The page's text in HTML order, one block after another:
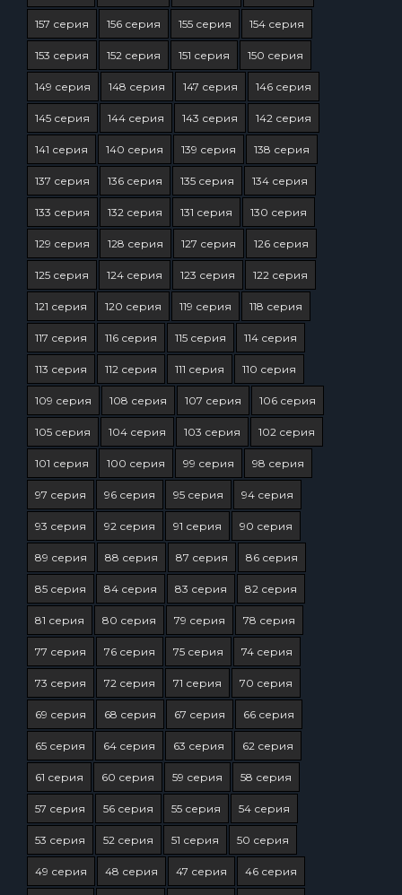
157 серия 156 серия 155 серия 154 серия
153 серия 152 серия 151 серия 150 серия
149 серия 148 серия 147 серия 146 серия
145 серия 144 серия 143 серия 142 серия
141 серия 140 серия 139 серия 138 серия
137 серия 136 серия 135 серия 134 серия
133 серия 132 серия 131 серия 130 серия
129 серия 128 серия 127 серия 126 серия
125 серия 124 серия 123 серия 122 серия
121 серия 120 серия 119 серия 118 серия
117 серия 116 серия 115 серия 114 серия
113 серия 112 серия 111 серия 110 серия
109 серия 108 серия 107 серия 106 серия
105 серия 104 серия 103 серия 102 серия
101 серия 100 серия 99 серия 98 серия
97 серия 96 серия 95 серия 94 серия
93 серия 92 серия 91 серия 90 серия
89 серия 88 серия 87 серия 86 серия
85 серия 84 серия 83 серия 82 серия
81 серия 80 серия 79 серия 78 серия
77 серия 76 серия 75 серия 74 серия
73 серия 72 серия 71 серия 70 серия
69 серия 68 серия 67 серия 66 серия
65 серия 64 серия 63 серия 62 серия
61 серия 60 серия 59 серия 58 серия
57 серия 56 серия 55 серия 54 серия
53 серия 52 серия 51 серия 50 серия
49 серия 48 серия 47 серия 46 серия